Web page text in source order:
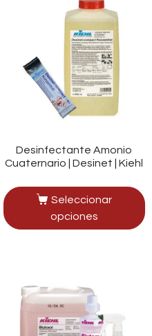
Desinfectante Amonio
Cuaternario | Desinet | Kiehl
Seleccionar
opciones